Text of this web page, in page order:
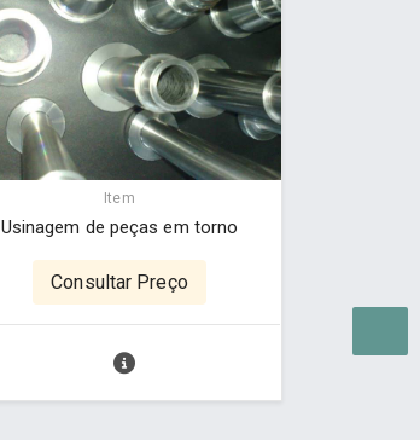
Item
Usinagem de peças em torno
Consultar Preço